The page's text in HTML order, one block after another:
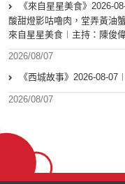
《來自星星美食》2026-
酸甜燈影咕嚕肉，堂弄黃油
來自星星美食︱主持：陳俊
2026/08/07
《西城故事》2026-08-
2026/08/07